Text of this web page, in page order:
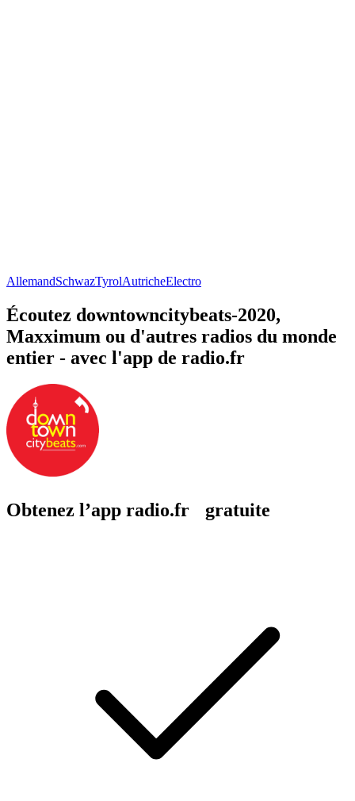
AllemandSchwazTyrolAutricheElectro
Écoutez downtowncitybeats-2020,
Maxximum ou d'autres radios du monde
entier - avec l'app de radio.fr
Obtenez l’app radio.fr gratuite